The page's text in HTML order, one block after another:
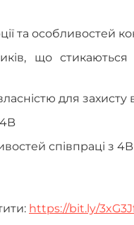
та особливостей
що стикаються
для
співпраці з
https://bit.ly/